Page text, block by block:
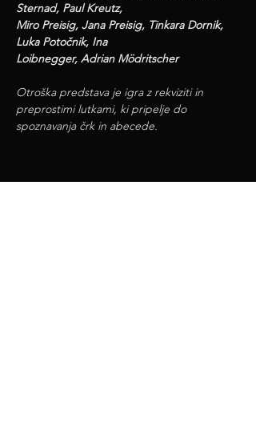
Sternad, Paul Kreutz,
Miro Preisig, Jana Preisig, Tinkara Dornik,
Luka Potočnik, Ina
Loibnegger, Adrian Mödritscher
Otroška predstava je igra z rekviziti in
preprostimi lutkami, ki pripelje do
spoznavanja črk in abecede.